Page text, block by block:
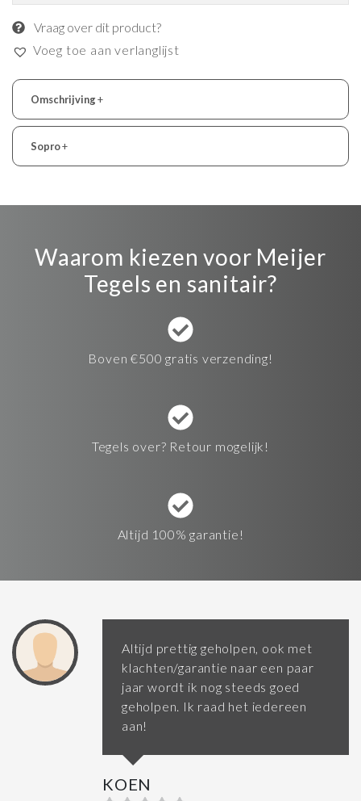
Vraag over dit product?
Voeg toe aan verlanglijst
Omschrijving+
Sopro+
Waarom kiezen voor Meijer
Tegels en sanitair?
Boven €500 gratis verzending!
Tegels over? Retour mogelijk!
Altijd 100% garantie!
Altijd prettig geholpen, ook met
klachten/garantie naar een paar
jaar wordt ik nog steeds goed
geholpen. Ik raad het iedereen
aan!
KOEN